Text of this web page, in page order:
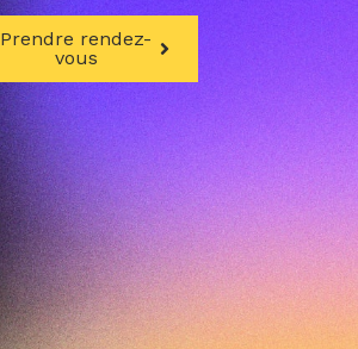
Prendre rendez-
vous